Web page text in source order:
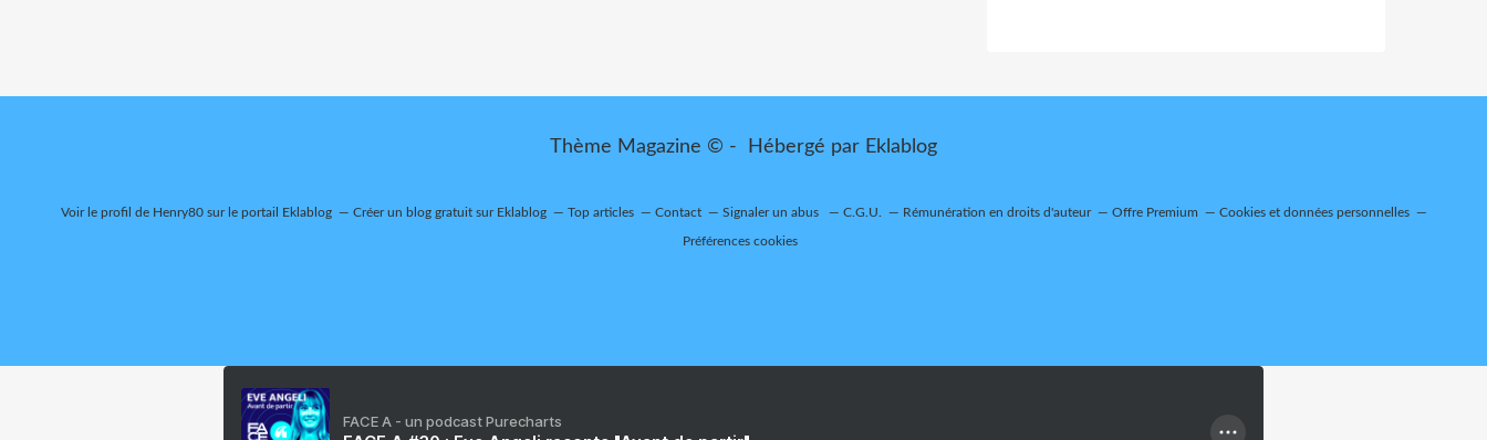
Thème Magazine © - Hébergé par Eklablog
Voir le profil de Henry80sur le portail Eklablog Créer un blog gratuit sur Eklablog Top articles Contact Signaler un abus C.G.U. Rémunération en droits d'auteur Offre Premium Cookies et données personnelles
Préférences cookies
FACE A - un podcast Purecharts